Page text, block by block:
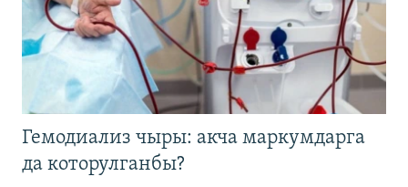
Гемодиализ чыры: акча маркумдарга
да которулганбы?